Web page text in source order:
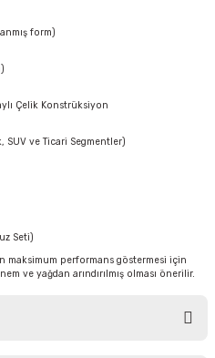
form)
Çelik Konstrüksiyon
SUV ve Ticari Segmentler)
Seti)
maksimum performans göstermesi için
ve yağdan arındırılmış olması önerilir.